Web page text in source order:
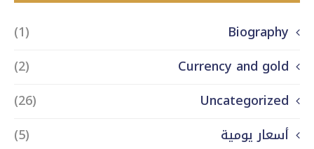
Biography
(1)
Currency and gold
(2)
Uncategorized
(26)
أسعار يومية
(5)